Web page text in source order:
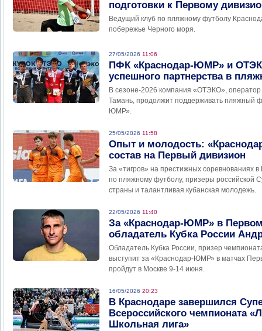
подготовки к Первому
Ведущий клуб по пляжному футболу
побережье Черного моря.
27/05/2026 11:06
ПФК «Краснодар-ЮМР» и
успешного партнерства в
В сезоне-2026 компания «ОТЭКО», оператор
Тамань, продолжит поддерживать пляжный
ЮМР».
25/05/2026 11:58
Опыт и молодость:
состав на Первый дивизион
За «тигров» на престижных соревнованиях
по пляжному футболу, призеры российской
страны и талантливая кубанская молодежь.
22/05/2026 11:40
За «Краснодар-ЮМР» в
обладатель Кубка России
Обладатель Кубка России, призер
выступит за «Краснодар-ЮМР» в матчах
пройдут в Москве 9-14 июня.
16/05/2026 20:23
В Краснодаре завершился
Всероссийского чемпионата
Школьная лига»